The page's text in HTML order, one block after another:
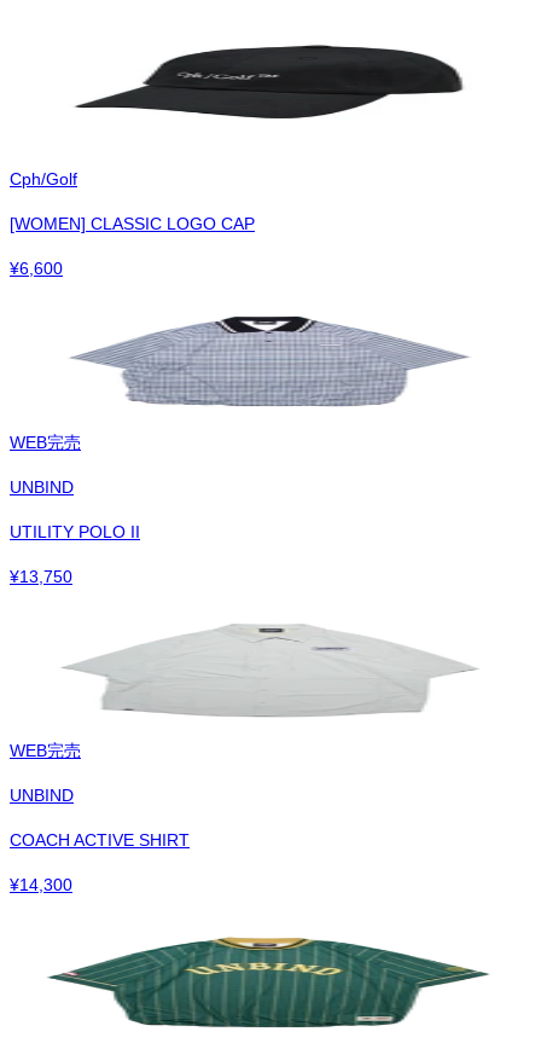
Cph/Golf
[WOMEN] CLASSIC LOGO CAP
¥6,600
WEB完売
UNBIND
UTILITY POLO II
¥13,750
WEB完売
UNBIND
COACH ACTIVE SHIRT
¥14,300